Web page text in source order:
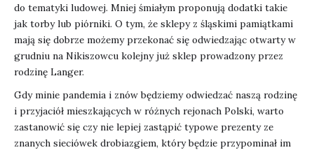
do tematyki ludowej. Mniej śmiałym proponują dodatki takie
jak torby lub piórniki. O tym, że sklepy z śląskimi pamiątkami
mają się dobrze możemy przekonać się odwiedzając otwarty w
grudniu na Nikiszowcu kolejny już sklep prowadzony przez
rodzinę Langer.
Gdy minie pandemia i znów będziemy odwiedzać naszą rodzinę
i przyjaciół mieszkających w różnych rejonach Polski, warto
zastanowić się czy nie lepiej zastąpić typowe prezenty ze
znanych sieciówek drobiazgiem, który będzie przypominał im